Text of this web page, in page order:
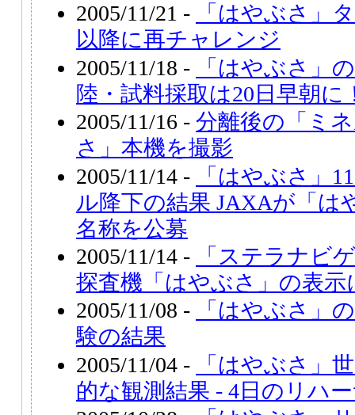
2005/11/21 -
「はやぶさ」
以降に再チャレンジ
2005/11/18 -
「はやぶさ」
陸・試料採取は20日早朝に
2005/11/16 - 分離後の「ミ
さ」本機を撮影
2005/11/14 -
「はやぶさ」
ル降下の結果 JAXAが「は
名称を公募
2005/11/14 -
「ステラナビ
探査機「はやぶさ」の表示
2005/11/08 -
「はやぶさ」
験の結果
2005/11/04 -
「はやぶさ」
的な観測結果 - 4日のリハ